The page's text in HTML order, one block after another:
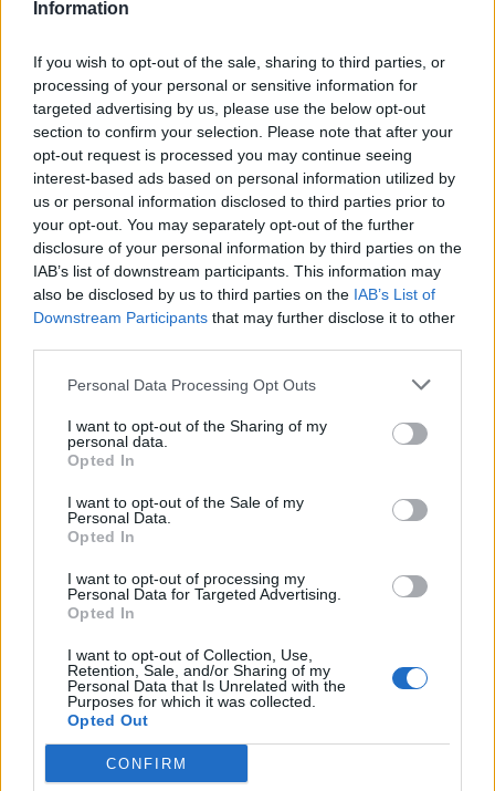
Information
If you wish to opt-out of the sale, sharing to third parties, or
processing of your personal or sensitive information for
targeted advertising by us, please use the below opt-out
section to confirm your selection. Please note that after your
opt-out request is processed you may continue seeing
interest-based ads based on personal information utilized by
us or personal information disclosed to third parties prior to
your opt-out. You may separately opt-out of the further
disclosure of your personal information by third parties on the
IAB’s list of downstream participants. This information may
also be disclosed by us to third parties on the IAB’s List of
Downstream Participants that may further disclose it to other
Personal Data Processing Opt Outs
I want to opt-out of the Sharing of my
personal data.
Opted In
I want to opt-out of the Sale of my
Personal Data.
Opted In
I want to opt-out of processing my
Personal Data for Targeted Advertising.
Opted In
I want to opt-out of Collection, Use,
Retention, Sale, and/or Sharing of my
Personal Data that Is Unrelated with the
Purposes for which it was collected.
Opted Out
CONFIRM
Παγκόσμια Ημέρα για την Πρόληψη των
Πνιγμών